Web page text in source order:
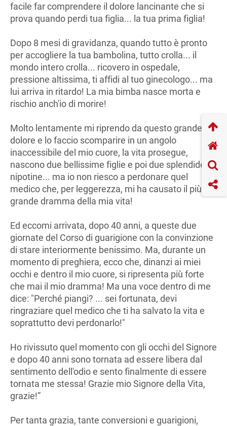
facile far comprendere il dolore lancinante che si
prova quando perdi tua figlia... la tua prima figlia!
Dopo 8 mesi di gravidanza, quando tutto è pronto
per accogliere la tua bambolina, tutto crolla... il
mondo intero crolla... ricovero in ospedale,
pressione altissima, ti affidi al tuo ginecologo... ma
lui arriva in ritardo! La mia bimba nasce morta e
rischio anch'io di morire!
Molto lentamente mi riprendo da questo grande
dolore e lo faccio scomparire in un angolo
inaccessibile del mio cuore, la vita prosegue,
nascono due bellissime figlie e poi due splendide
nipotine... ma io non riesco a perdonare quel
medico che, per leggerezza, mi ha causato il più
grande dramma della mia vita!
Ed eccomi arrivata, dopo 40 anni, a queste due
giornate del Corso di guarigione con la convinzione
di stare interiormente benissimo. Ma, durante un
momento di preghiera, ecco che, dinanzi ai miei
occhi e dentro il mio cuore, si ripresenta più forte
che mai il mio dramma! Ma una voce dentro di me
dice: "Perché piangi? ... sei fortunata, devi
ringraziare quel medico che ti ha salvato la vita e
soprattutto devi perdonarlo!"
Ho rivissuto quel momento con gli occhi del Signore
e dopo 40 anni sono tornata ad essere libera dal
sentimento dell'odio e sento finalmente di essere
tornata me stessa! Grazie mio Signore della Vita,
grazie!”
Per tanta grazia, tante conversioni e guarigioni,